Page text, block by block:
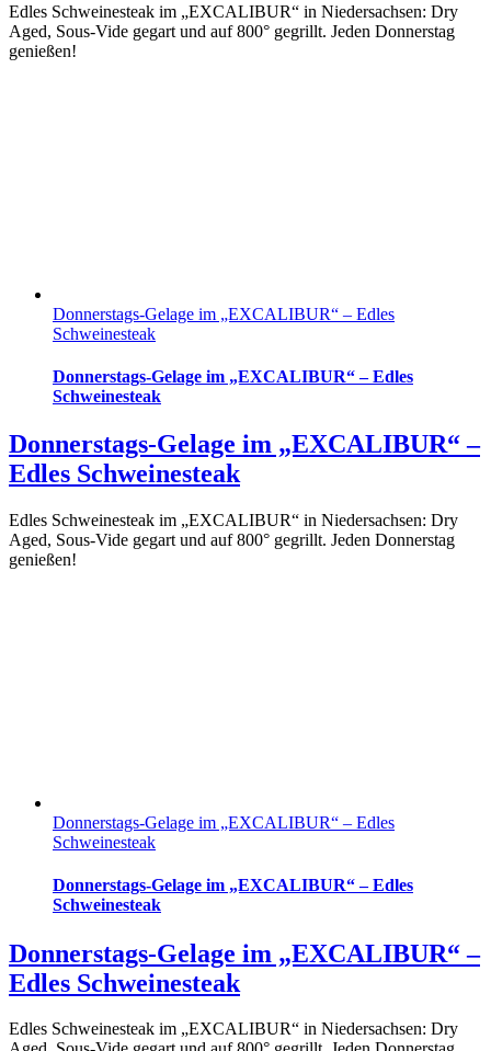
Edles Schweinesteak im „EXCALIBUR“ in Niedersachsen: Dry
Aged, Sous-Vide gegart und auf 800° gegrillt. Jeden Donnerstag
genießen!
Donnerstags-Gelage im „EXCALIBUR“ – Edles
Schweinesteak
Donnerstags-Gelage im „EXCALIBUR“ – Edles
Schweinesteak
Donnerstags-Gelage im „EXCALIBUR“ –
Edles Schweinesteak
Edles Schweinesteak im „EXCALIBUR“ in Niedersachsen: Dry
Aged, Sous-Vide gegart und auf 800° gegrillt. Jeden Donnerstag
genießen!
Donnerstags-Gelage im „EXCALIBUR“ – Edles
Schweinesteak
Donnerstags-Gelage im „EXCALIBUR“ – Edles
Schweinesteak
Donnerstags-Gelage im „EXCALIBUR“ –
Edles Schweinesteak
Edles Schweinesteak im „EXCALIBUR“ in Niedersachsen: Dry